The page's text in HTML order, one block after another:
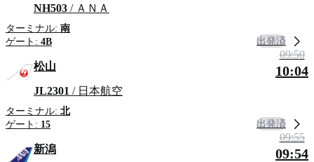
NH503 / ＡＮＡ
ターミナル: 南
ゲート: 4B 出発済
松山
JL2301 / 日本航空
ターミナル: 北
ゲート: 15
09:50
10:04
出発済
新潟
09:55
09:54